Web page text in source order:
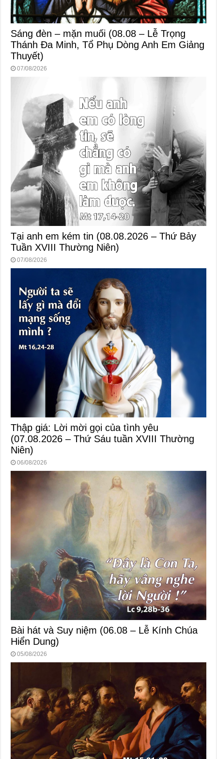
Sáng đèn – mặn muối (08.08 – Lễ Trọng
Thánh Đa Minh, Tổ Phụ Dòng Anh Em Giảng
Thuyết)
07/08/2026
Tại anh em kém tin (08.08.2026 – Thứ Bảy
Tuần XVIII Thường Niên)
07/08/2026
Thập giá: Lời mời gọi của tình yêu
(07.08.2026 – Thứ Sáu tuần XVIII Thường
Niên)
06/08/2026
Bài hát và Suy niệm (06.08 – Lễ Kính Chúa
Hiển Dung)
05/08/2026